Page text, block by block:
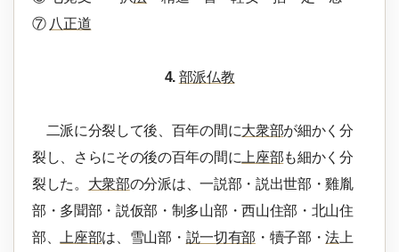
⑦ 八正道
4. 部派仏教
二派に分裂して後、百年の間に大衆部が細かく分
裂し、さらにその後の百年の間に 上座部も細かく分
裂した。 大衆部の分派は、一説部・説出世部・雞胤
部・多聞部・説仮部・制多山部・西山住部・北山住
部、
上座部は、雪山部・ 説一切有部 ・犢子部・法 上